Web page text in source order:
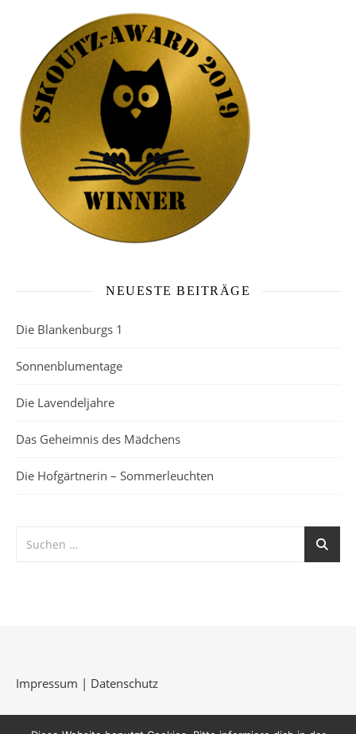
NEUESTE BEITRÄGE
Die Blankenburgs 1
Sonnenblumentage
Die Lavendeljahre
Das Geheimnis des Mädchens
Die Hofgärtnerin – Sommerleuchten
Impressum | Datenschutz